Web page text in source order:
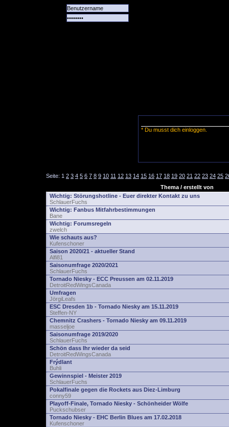
* Du musst dich einloggen.
Seite: 1 2 3 4 5 6 7 8 9 10 11 12 13 14 15 16 17 18 19 20 21 22 23 24 25
Thema / erstellt von
Wichtig: Störungshotline - Euer direkter Kontakt zu uns
SchlauerFuchs
Wichtig: Fanbus Mitfahrbestimmungen
Bane
Wichtig: Forumsregeln
zwelch
Wie schauts aus?
Kufenschoner
Saison 2020/21 - aktueller Stand
Alfi81
Saisonumfrage 2020/2021
SchlauerFuchs
Tornado Niesky - ECC Preussen am 02.11.2019
DetroitRedWingsCanada
Umfragen
JörgiLeafs
ESC Dresden 1b - Tornado Niesky am 15.11.2019
Steffen-NY
Chemnitz Crashers - Tornado Niesky am 09.11.2019
masseljoe
Saisonumfrage 2019/2020
SchlauerFuchs
Schön dass Ihr wieder da seid
DetroitRedWingsCanada
Frýdlant
Buhli
Gewinnspiel - Meister 2019
SchlauerFuchs
Pokalfinale gegen die Rockets aus Diez-Limburg
conny59
Playoff-Finale, Tornado Niesky - Schönheider Wölfe
Puckschubser
Tornado Niesky - EHC Berlin Blues am 17.02.2018
Kufenschoner